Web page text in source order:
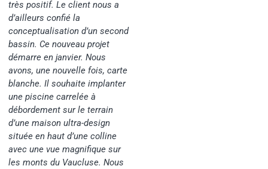
très positif. Le client nous a
d’ailleurs confié la
conceptualisation d’un second
bassin. Ce nouveau projet
démarre en janvier. Nous
avons, une nouvelle fois, carte
blanche. Il souhaite implanter
une piscine carrelée à
débordement sur le terrain
d’une maison ultra-design
située en haut d’une colline
avec une vue magnifique sur
les monts du Vaucluse. Nous